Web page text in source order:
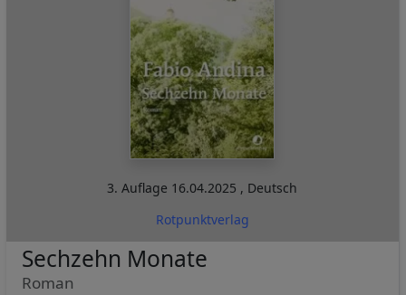
3. Auflage 16.04.2025 , Deutsch
Rotpunktverlag
Sechzehn Monate
Roman